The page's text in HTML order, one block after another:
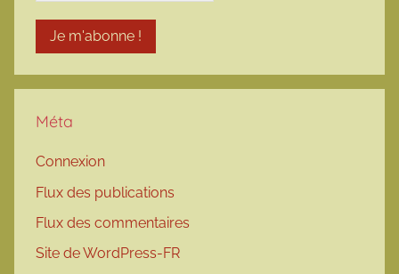
Méta
Connexion
Flux des publications
Flux des commentaires
Site de WordPress-FR